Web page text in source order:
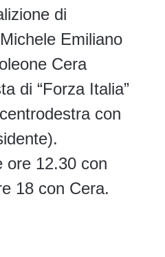
di
Emiliano
Cera
di “Forza Italia”
con
ore 12.30 con
18 con Cera.